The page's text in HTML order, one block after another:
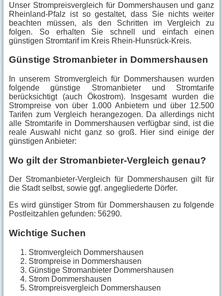
Unser Strompreisvergleich für Dommershausen und ganz
Rheinland-Pfalz ist so gestaltet, dass Sie nichts weiter
beachten müssen, als den Schritten im Vergleich zu
folgen. So erhalten Sie schnell und einfach einen
günstigen Stromtarif im Kreis Rhein-Hunsrück-Kreis.
Günstige Stromanbieter in Dommershausen
In unserem Stromvergleich für Dommershausen wurden
folgende günstige Stromanbieter und Stromtarife
berücksichtigt (auch Ökostrom). Insgesamt wurden die
Strompreise von über 1.000 Anbietern und über 12.500
Tarifen zum Vergleich herangezogen. Da allerdings nicht
alle Stromtarife in Dommershausen verfügbar sind, ist die
reale Auswahl nicht ganz so groß. Hier sind einige der
günstigen Anbieter:
Wo gilt der Stromanbieter-Vergleich genau?
Der Stromanbieter-Vergleich für Dommershausen gilt für
die Stadt selbst, sowie ggf. angegliederte Dörfer.
Es wird günstiger Strom für Dommershausen zu folgende
Postleitzahlen gefunden: 56290.
Wichtige Suchen
Stromvergleich Dommershausen
Strompreise in Dommershausen
Günstige Stromanbieter Dommershausen
Strom Dommershausen
Strompreisvergleich Dommershausen